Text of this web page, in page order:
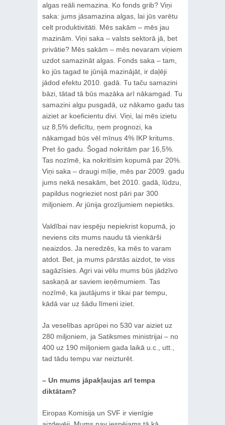
algas reāli nemazina. Ko fonds grib? Viņi
saka: jums jāsamazina algas, lai jūs varētu
celt produktivitāti. Mēs sakām – mēs jau
mazinām. Viņi saka – valsts sektorā jā, bet
privātie? Mēs sakām – mēs nevaram viņiem
uzdot samazināt algas. Fonds saka – tam,
ko jūs tagad te jūnijā mazinājāt, ir daļēji
jādod efektu 2010. gadā. Tu taču samazini
bāzi, tātad tā būs mazāka arī nākamgad. Tu
samazini algu pusgadā, uz nākamo gadu tas
aiziet ar koeficientu divi. Viņi, lai mēs izietu
uz 8,5% deficītu, ņem prognozi, ka
nākamgad būs vēl mīnus 4% IKP kritums.
Pret šo gadu. Šogad nokritām par 16,5%.
Tas nozīmē, ka nokritīsim kopumā par 20%.
Viņi saka – draugi mīļie, mēs par 2009. gadu
jums nekā nesakām, bet 2010. gadā, lūdzu,
papildus nogrieziet nost pāri par 300
miljoniem. Ar jūnija grozījumiem nepietiks.
Valdībai nav iespēju nepiekrist kopumā, jo
neviens cits mums naudu tā vienkārši
neaizdos. Ja neredzēs, ka mēs to varam
atdot. Bet, ja mums pārstās aizdot, te viss
sagāzīsies. Agri vai vēlu mums būs jādzīvo
saskaņā ar saviem ieņēmumiem. Tas
nozīmē, ka jautājums ir tikai par tempu,
kādā var uz šādu līmeni iziet.
Ja veselības aprūpei no 530 var aiziet uz
280 miljoniem, ja Satiksmes ministrijai – no
400 uz 190 miljoniem gada laikā u.c., utt.,
tad tādu tempu var neizturēt.
– Un mums jāpakļaujas arī tempa
diktātam?
Eiropas Komisija un SVF ir vienīgie